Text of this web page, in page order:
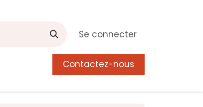
Se connecter
Postes
0
Contactez-nous